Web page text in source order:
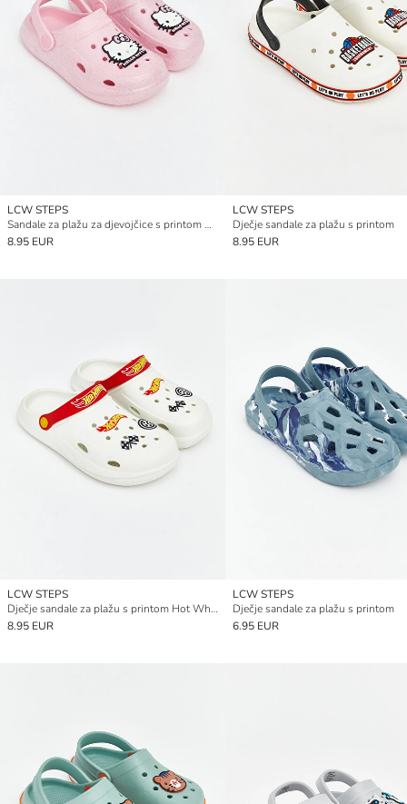
LCW STEPS
Sandale za plažu za djevojčice s printom Hello Kitty
8.95 EUR
LCW STEPS
Dječje sandale za plažu s printom
8.95 EUR
LCW STEPS
Dječje sandale za plažu s printom Hot Wheels
8.95 EUR
LCW STEPS
Dječje sandale za plažu s printom
6.95 EUR